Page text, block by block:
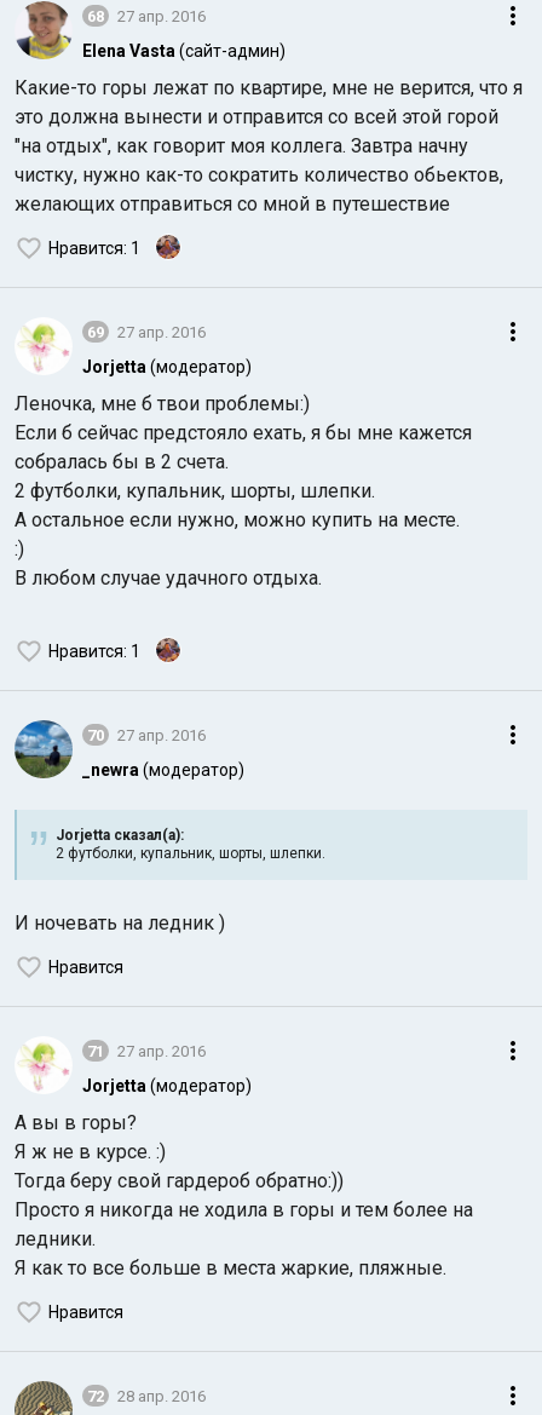
68 27 апр. 2016
Elena Vasta (сайт-админ)
Какие-то горы лежат по квартире, мне не верится, что я
это должна вынести и отправится со всей этой горой
"на отдых", как говорит моя коллега. Завтра начну
чистку, нужно как-то сократить количество обьектов,
желающих отправиться со мной в путешествие
Нравится: 1
69 27 апр. 2016
Jorjetta (модератор)
Леночка, мне б твои проблемы:)
Если б сейчас предстояло ехать, я бы мне кажется
собралась бы в 2 счета.
2 футболки, купальник, шорты, шлепки.
А остальное если нужно, можно купить на месте.
:)
В любом случае удачного отдыха.
Нравится: 1
70 27 апр. 2016
_newra (модератор)
Jorjetta сказал(а):
2 футболки, купальник, шорты, шлепки.
И ночевать на ледник )
Нравится
71 27 апр. 2016
Jorjetta (модератор)
А вы в горы?
Я ж не в курсе. :)
Тогда беру свой гардероб обратно:))
Просто я никогда не ходила в горы и тем более на
ледники.
Я как то все больше в места жаркие, пляжные.
Нравится
72 28 апр. 2016